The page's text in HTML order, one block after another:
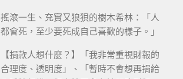
搖滾一生、充實又狼狽的樹木希林：「人
都會死，至少要死成自己喜歡的樣子。」
【捐款人想什麼？】「我非常重視財報的
合理度、透明度」、「暫時不會想再捐給